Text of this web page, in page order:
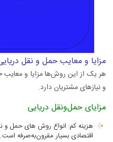
مزایا و معایب حمل و نقل
هر یک از این روش‌ها مزایا و
و نیازهای مشتریان دارد.
مزایای حمل‌ونقل دریایی
هزینه کم: انواع روش های حمل و
اقتصادی بسیار مقرون‌به‌صرفه است.